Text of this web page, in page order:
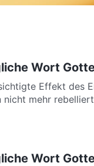
Wort
Effekt des
nicht mehr
Wort